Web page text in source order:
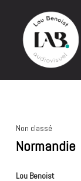
Non classé
Normandie
Lou Benoist